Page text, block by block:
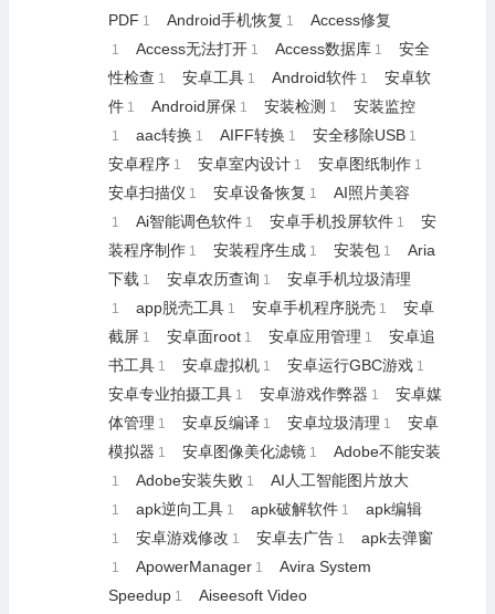
PDF 1 Android手机恢复 1 Access修复
1 Access无法打开 1 Access数据库 1
安全
性检查 1 安卓工具 1 Android软件 1
安卓软
件 1 Android屏保 1 安装检测 1 安装监控
1 aac转换 1 AIFF转换 1 安全移除USB 1
安卓程序 1 安卓室内设计 1 安卓图纸制作 1
安卓扫描仪 1 安卓设备恢复 1 AI照片美容
1 Ai智能调色软件 1 安卓手机投屏软件 1
安
装程序制作 1 安装程序生成 1 安装包 1
Aria
下载 1 安卓农历查询 1 安卓手机垃圾清理
1 app脱壳工具 1 安卓手机程序脱壳 1
安卓
截屏 1 安卓面root 1 安卓应用管理 1
安卓追
书工具 1 安卓虚拟机 1 安卓运行GBC游戏 1
安卓专业拍摄工具 1 安卓游戏作弊器 1
安卓媒
体管理 1 安卓反编译 1 安卓垃圾清理 1
安卓
模拟器 1 安卓图像美化滤镜 1 Adobe不能安装
1 Adobe安装失败 1 AI人工智能图片放大
1 apk逆向工具 1 apk破解软件 1 apk编辑
1 安卓游戏修改 1 安卓去广告 1 apk去弹窗
1 ApowerManager 1
Avira System
Speedup 1
Aiseesoft Video